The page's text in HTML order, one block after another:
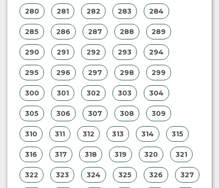
280 281 282 283 284
285 286 287 288 289
290 291 292 293 294
295 296 297 298 299
300 301 302 303 304
305 306 307 308 309
310 311 312 313 314 315
316 317 318 319 320 321
322 323 324 325 326 327